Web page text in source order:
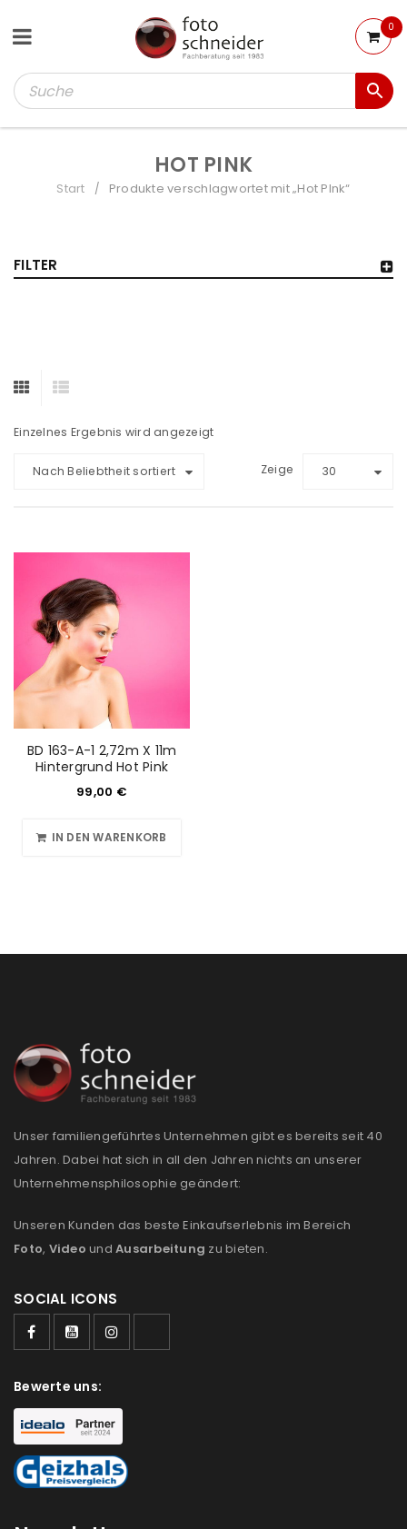
ANMELDEN
Benutzername oder E-Mail-Adresse
0
HOT PINK
Start / Produkte verschlagwortet mit „Hot PInk“
FILTER
Einzelnes Ergebnis wird angezeigt
Nach Beliebtheit sortiert Zeige 30
BD 163-A-1 2,72m X 11m
Hintergrund Hot Pink
99,00 €
IN DEN WARENKORB
Unser familiengeführtes Unternehmen gibt es bereits seit 40
Jahren. Dabei hat sich in all den Jahren nichts an unserer
Unternehmensphilosophie geändert:
Unseren Kunden das beste Einkaufserlebnis im Bereich
Foto, Video und Ausarbeitung zu bieten.
SOCIAL ICONS
Bewerte uns: